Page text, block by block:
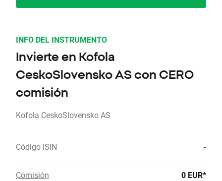
INFO DEL INSTRUMENTO
Invierte en Kofola
CeskoSlovensko AS con CERO
comisión
Kofola CeskoSlovensko AS
Código ISIN -
Comisión 0 EUR*